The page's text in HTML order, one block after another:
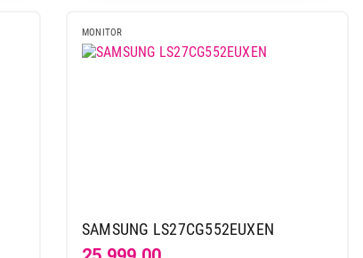
MONITOR
SAMSUNG LS27CG552EUXEN